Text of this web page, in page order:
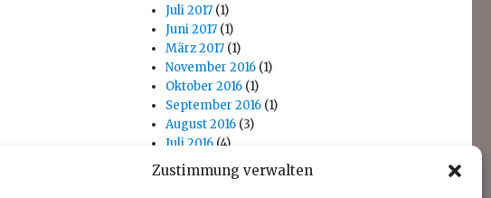
Zustimmung verwalten
Juli 2017 (1)
Juni 2017 (1)
März 2017 (1)
November 2016 (1)
Oktober 2016 (1)
September 2016 (1)
August 2016 (3)
Juli 2016 (4)
April 2016
November 2014